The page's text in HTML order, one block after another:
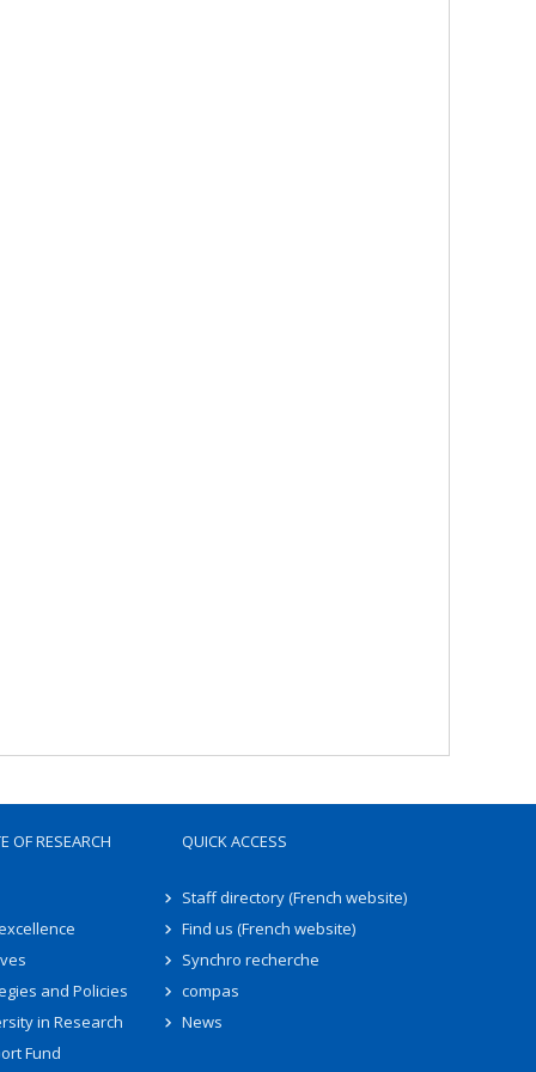
OF RESEARCH
and Policies
in Research
Fund
QUICK ACCESS
Staff directory (French website)
Find us (French website)
Synchro recherche
compas
News